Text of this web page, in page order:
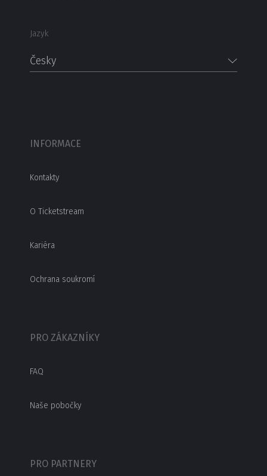
Jazyk
Česky
INFORMACE
Kontakty
O Ticketstream
Kariéra
Ochrana soukromí
PRO ZÁKAZNÍKY
FAQ
Naše pobočky
PRO PARTNERY